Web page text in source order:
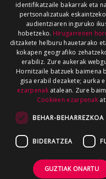
identifikatzaile bakarrak eta
pertsonalizatuak
audientziaren inguruko
hobetzeko. Hirugarrenen
ditzakete helburu hauetarako
kokapen geografiko
erabiliz. Zure aukerak
Hornitzaile batzuek baimena
gisa erabil dezakete; aurka
ezarpenakatalean. Zure
Cookieen ezarpenak
BEHAR-BEHARREZKOA
BIDERATZEA
GUZTIAK ONARTU